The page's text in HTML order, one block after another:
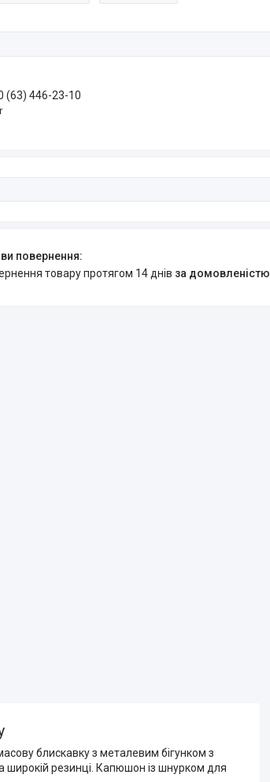
(63) 446-23-10
товару протягом 14 днів за домовленістю
блискавку з металевим бігунком з
резинці. Капюшон із шнурком для